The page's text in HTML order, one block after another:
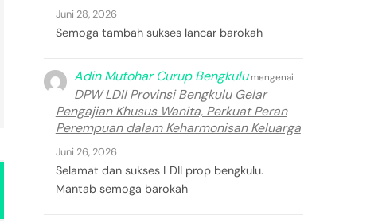
Juni 28, 2026
Semoga tambah sukses lancar barokah
Adin Mutohar Curup Bengkulumengenai
DPW LDII Provinsi Bengkulu Gelar
Pengajian Khusus Wanita, Perkuat Peran
Perempuan dalam Keharmonisan Keluarga
Juni 26, 2026
Selamat dan sukses LDII prop bengkulu.
Mantab semoga barokah